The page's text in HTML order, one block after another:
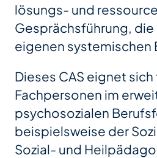
lösungs- und
Gesprächsführung,
eigenen systemischen
Dieses CAS eignet sich
Fachpersonen im
psychosozialen
beispielsweise der
Sozial- und